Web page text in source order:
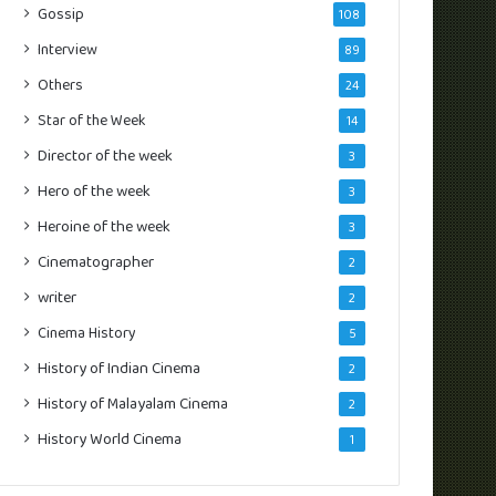
Gossip 108
Interview 89
Others 24
Star of the Week 14
Director of the week 3
Hero of the week 3
Heroine of the week 3
Cinematographer 2
writer 2
Cinema History 5
History of Indian Cinema 2
History of Malayalam Cinema 2
History World Cinema 1